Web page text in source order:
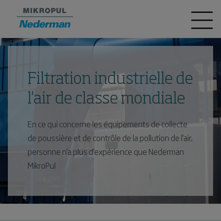
Filtration industrielle de
l'air de classe mondiale
En ce qui concerne les équipements de collecte
de poussière et de contrôle de la pollution de l'air,
personne n'a plus d'expérience que Nederman
MikroPul